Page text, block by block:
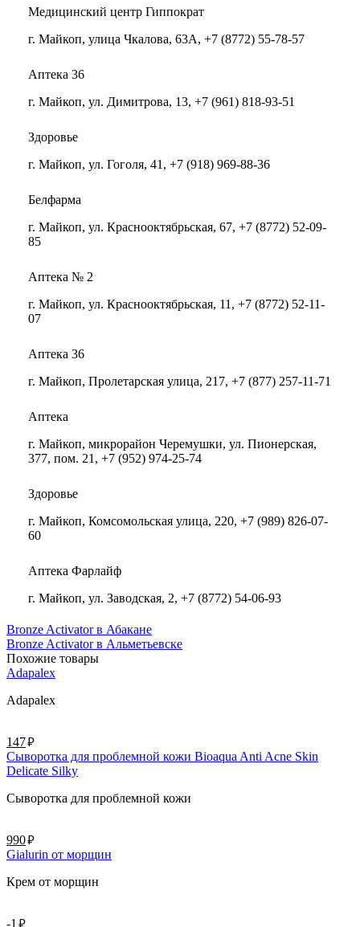
Медицинский центр Гиппократ
г. Майкоп, улица Чкалова, 63А, +7 (8772) 55-78-57
Аптека 36
г. Майкоп, ул. Димитрова, 13, +7 (961) 818-93-51
Здоровье
г. Майкоп, ул. Гоголя, 41, +7 (918) 969-88-36
Белфарма
г. Майкоп, ул. Краснооктябрьская, 67, +7 (8772) 52-09-
85
Аптека № 2
г. Майкоп, ул. Краснооктябрьская, 11, +7 (8772) 52-11-
07
Аптека 36
г. Майкоп, Пролетарская улица, 217, +7 (877) 257-11-71
Аптека
г. Майкоп, микрорайон Черемушки, ул. Пионерская,
377, пом. 21, +7 (952) 974-25-74
Здоровье
г. Майкоп, Комсомольская улица, 220, +7 (989) 826-07-
60
Аптека Фарлайф
г. Майкоп, ул. Заводская, 2, +7 (8772) 54-06-93
Bronze Activator в Абакане
Bronze Activator в Альметьевске
Похожие товары
Adapalex
Adapalex
147руб.
Сыворотка для проблемной кожи Bioaqua Anti Acne Skin
Delicate Silky
Сыворотка для проблемной кожи
990руб.
Gialurin от морщин
Крем от морщин
-1 руб.